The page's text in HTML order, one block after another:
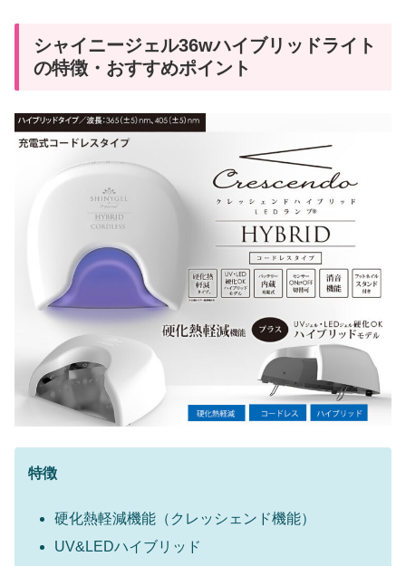
シャイニージェル36wハイブリッドライト
の特徴・おすすめポイント
特徴
硬化熱軽減機能（クレッシェンド機能）
UV&LEDハイブリッド